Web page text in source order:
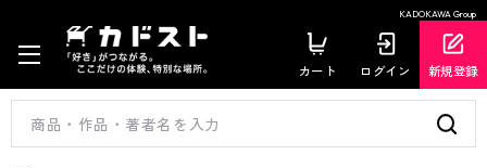
KADOKAWA Group
カート ログイン 新規登録